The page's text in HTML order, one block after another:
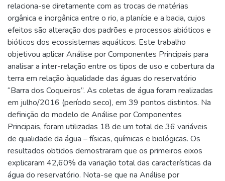
relaciona-se diretamente com as trocas de matérias
orgânica e inorgânica entre o rio, a planície e a bacia, cujos
efeitos são alteração dos padrões e processos abióticos e
bióticos dos ecossistemas aquáticos. Este trabalho
objetivou aplicar Análise por Componentes Principais para
analisar a inter-relação entre os tipos de uso e cobertura da
terra em relação àqualidade das águas do reservatório
“Barra dos Coqueiros”. As coletas de água foram realizadas
em julho/2016 (período seco), em 39 pontos distintos. Na
definição do modelo de Análise por Componentes
Principais, foram utilizadas 18 de um total de 36 variáveis
de qualidade da água – físicas, químicas e biológicas. Os
resultados obtidos demostraram que os primeiros eixos
explicaram 42,60% da variação total das características da
água do reservatório. Nota-se que na Análise por